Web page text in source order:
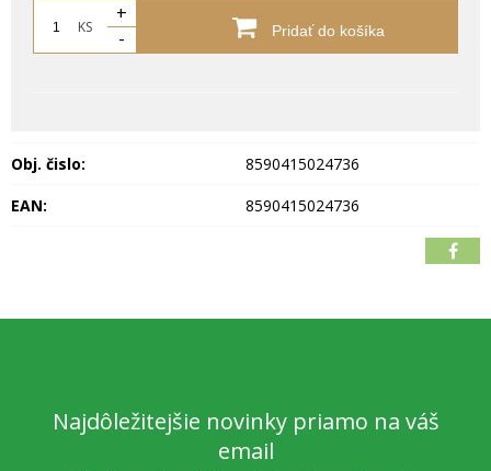
KS
+
-
Pridať do košíka
Obj. čislo:
8590415024736
EAN:
8590415024736
Najdôležitejšie novinky priamo na váš
email